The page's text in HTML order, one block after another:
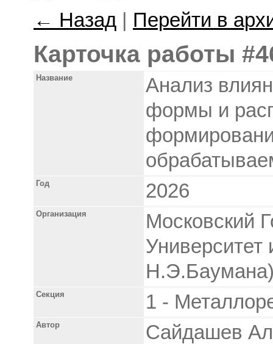
← Назад Перейти в
Карточка работы
Название
Анализ
формы и
Год 2026
Организация
Московский
Секция 1 -
Автор Сайдашев